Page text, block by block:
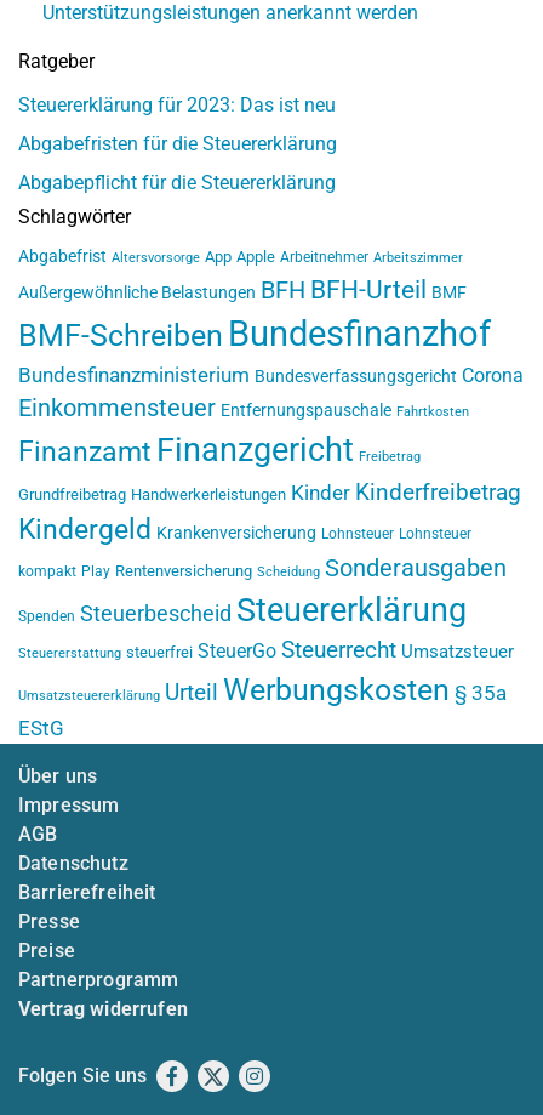
Unterstützungsleistungen anerkannt werden
Ratgeber
Steuererklärung für 2023: Das ist neu
Abgabefristen für die Steuererklärung
Abgabepflicht für die Steuererklärung
Schlagwörter
Abgabefrist Altersvorsorge App Apple Arbeitnehmer Arbeitszimmer
Außergewöhnliche Belastungen BFH BFH-Urteil BMF
BMF-Schreiben Bundesfinanzhof
Bundesfinanzministerium Bundesverfassungsgericht Corona
Einkommensteuer Entfernungspauschale Fahrtkosten
Finanzamt Finanzgericht Freibetrag
Grundfreibetrag Handwerkerleistungen Kinder Kinderfreibetrag
Kindergeld Krankenversicherung Lohnsteuer Lohnsteuer
kompakt Play Rentenversicherung Scheidung Sonderausgaben
Spenden Steuerbescheid Steuererklärung
Steuererstattung steuerfrei SteuerGo Steuerrecht Umsatzsteuer
Umsatzsteuererklärung Urteil Werbungskosten § 35a
EStG
Über uns
Impressum
AGB
Datenschutz
Barrierefreiheit
Presse
Preise
Partnerprogramm
Vertrag widerrufen
Folgen Sie uns Facebook
X Instagram